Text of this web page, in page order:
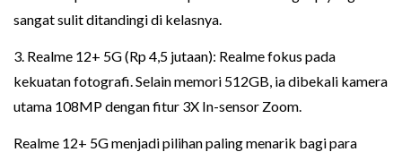
sangat sulit ditandingi di kelasnya.
3. Realme 12+ 5G (Rp 4,5 jutaan): Realme fokus pada
kekuatan fotografi. Selain memori 512GB, ia dibekali kamera
utama 108MP dengan fitur 3X In-sensor Zoom.
Realme 12+ 5G menjadi pilihan paling menarik bagi para